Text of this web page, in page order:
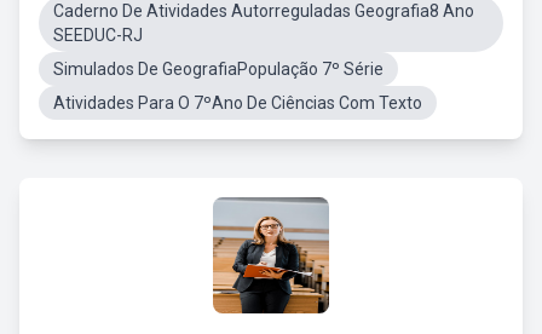
Caderno De Atividades Autorreguladas Geografia8 Ano
SEEDUC-RJ
Simulados De GeografiaPopulação 7º Série
Atividades Para O 7ºAno De Ciências Com Texto